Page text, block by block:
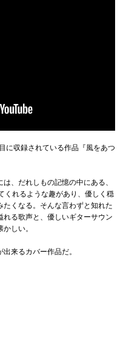
に収録されている作品『風をあつ
、だれしもの記憶の中にある、
くれるような趣があり、優しく穏
くなる。そんな言わずと知れた
る歌声と、優しいギターサウン
しい。
来るカバー作品だ。